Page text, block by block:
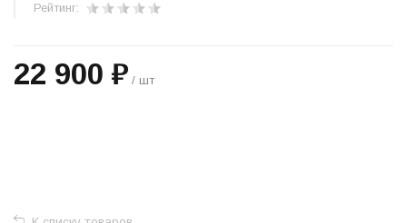
Рейтинг:
22 900 ₽ / шт